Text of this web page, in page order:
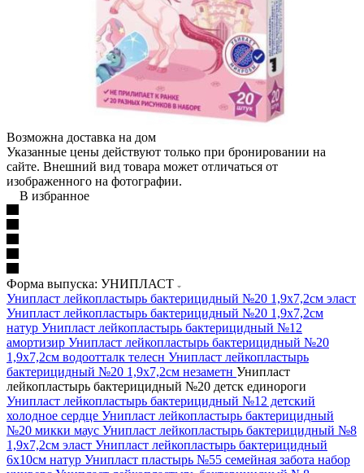
Возможна доставка на дом
Указанные цены действуют только при бронировании на
сайте. Внешний вид товара может отличаться от
изображенного на фотографии.
В избранное
Форма выпуска: УНИПЛАСТ
Унипласт лейкопластырь бактерицидный №20 1,9х7,2см эласт
Унипласт лейкопластырь бактерицидный №20 1,9х7,2см
натур Унипласт лейкопластырь бактерицидный №12
амортизир Унипласт лейкопластырь бактерицидный №20
1,9х7,2см водоотталк телесн Унипласт лейкопластырь
бактерицидный №20 1,9х7,2см незаметн Унипласт
лейкопластырь бактерицидный №20 детск единороги
Унипласт лейкопластырь бактерицидный №12 детский
холодное сердце Унипласт лейкопластырь бактерицидный
№20 микки маус Унипласт лейкопластырь бактерицидный №8
1,9х7,2см эласт Унипласт лейкопластырь бактерицидный
6х10см натур Унипласт пластырь №55 семейная забота набор